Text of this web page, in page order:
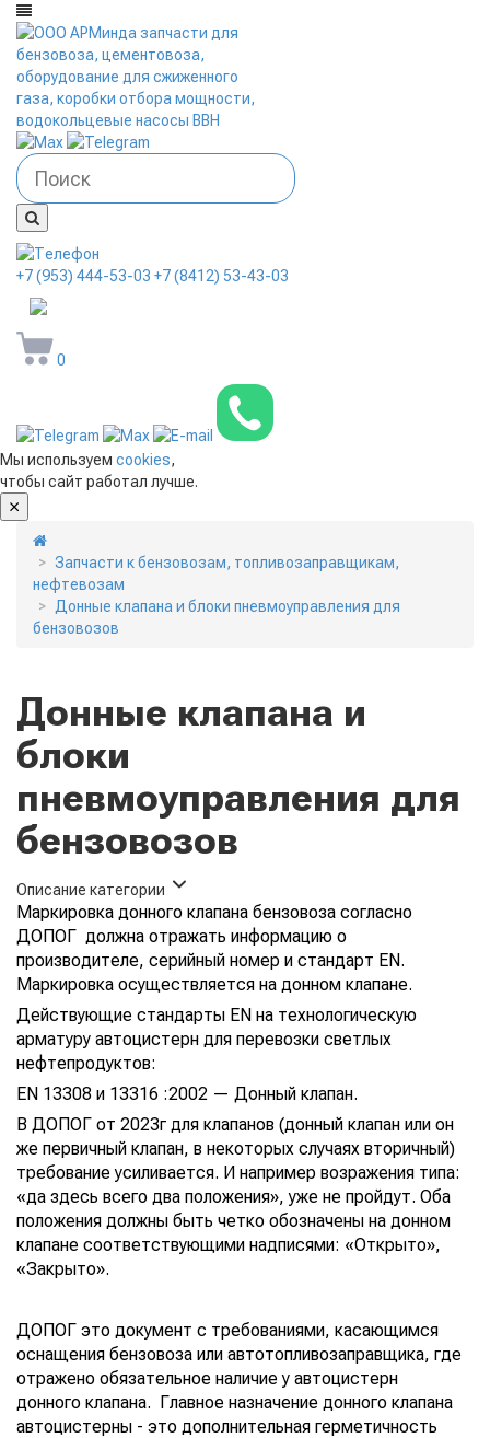
+7 (953) 444-53-03 +7 (8412) 53-43-03
0
Мы используем cookies,
чтобы сайт работал лучше.
Запчасти к бензовозам, топливозаправщикам,
нефтевозам
Донные клапана и блоки пневмоуправления для
бензовозов
Донные клапана и
блоки
пневмоуправления для
бензовозов
Описание категории
Маркировка донного клапана бензовоза согласно
ДОПОГ должна отражать информацию о
производителе, серийный номер и стандарт EN.
Маркировка осуществляется на донном клапане.
Действующие стандарты EN на технологическую
арматуру автоцистерн для перевозки светлых
нефтепродуктов:
EN 13308 и 13316 :2002 — Донный клапан.
В ДОПОГ от 2023г для клапанов (донный клапан или он
же первичный клапан, в некоторых случаях вторичный)
требование усиливается. И например возражения типа:
«да здесь всего два положения», уже не пройдут. Оба
положения должны быть четко обозначены на донном
клапане соответствующими надписями: «Открыто»,
«Закрыто».
ДОПОГ это документ с требованиями, касающимся
оснащения бензовоза или автотопливозаправщика, где
отражено обязательное наличие у автоцистерн
донного клапана. Главное назначение донного клапана
автоцистерны - это дополнительная герметичность